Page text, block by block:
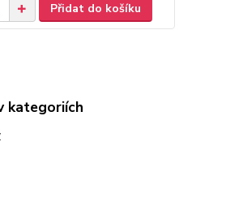
Přidat do košíku
kategoriích